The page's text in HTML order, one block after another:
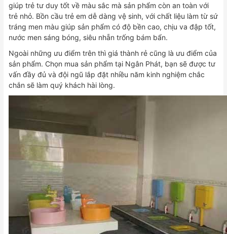
giúp trẻ tư duy tốt về màu sắc mà sản phẩm còn an toàn với
trẻ nhỏ. Bồn cầu trẻ em dễ dàng vệ sinh, với chất liệu làm từ sứ
tráng men màu giúp sản phẩm có độ bền cao, chịu va đập tốt,
nước men sáng bóng, siêu nhẵn trống bám bẩn.
Ngoài những ưu điểm trên thì giá thành rẻ cũng là ưu điểm của
sản phẩm. Chọn mua sản phẩm tại Ngân Phát, bạn sẽ được tư
vấn đầy đủ và đội ngũ lắp đặt nhiều năm kinh nghiệm chắc
chắn sẽ làm quý khách hài lòng.